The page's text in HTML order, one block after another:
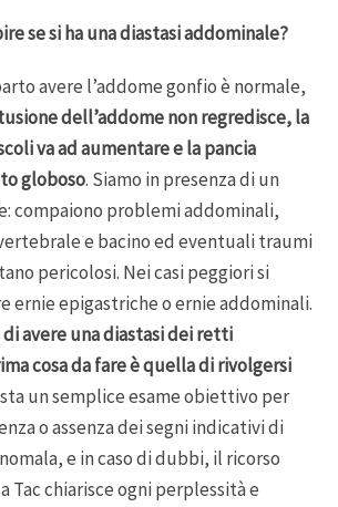
se si ha una diastasi addominale?
avere l’addome gonfio è normale,
dell’addome non regredisce, la
va ad aumentare e la pancia
globoso. Siamo in presenza di un
compaiono problemi addominali,
e bacino ed eventuali traumi
pericolosi. Nei casi peggiori si
ernie epigastriche o ernie addominali.
avere una diastasi dei retti
cosa da fare è quella di rivolgersi
un semplice esame obiettivo per
o assenza dei segni indicativi di
e in caso di dubbi, il ricorso
Tac chiarisce ogni perplessità e